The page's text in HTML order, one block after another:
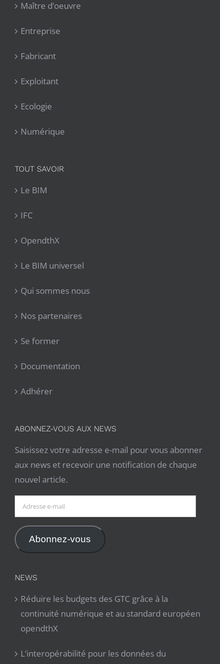
Maître d’oeuvre
Entreprise
Fabricant
Exploitant
Ecologie
Numérique
TOUT SAVOIR
Le BIM
IFC
OpendthX
Le BIM universel
Qui sommes nous
Nos partenaires
Se former
Documentation
Adhérer
ABONNEZ-VOUS AUX NEWS
Saisissez votre adresse e-mail pour vous abonner
aux news et recevoir une notification de chaque
nouvel article.
Adresse
e-
mail
Abonnez-vous
NEWS
Réduire les budgets des GTC grâce à la
continuité numérique et au standard européen
opendthX
L’interopérabilité pour les données du